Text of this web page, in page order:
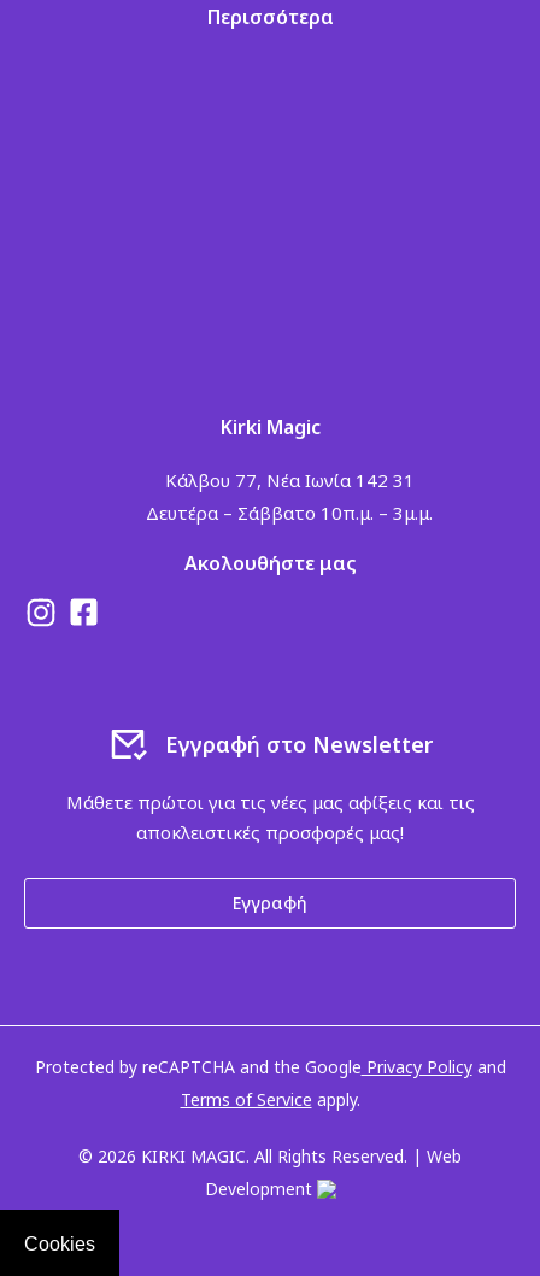
Cookies
Περισσότερα
Kirki Magic
Κάλβου 77, Νέα Ιωνία 142 31
Δευτέρα – Σάββατο 10π.μ. – 3μ.μ.
Ακολουθήστε μας
Εγγραφή στο Newsletter
Μάθετε πρώτοι για τις νέες μας αφίξεις και τις
αποκλειστικές προσφορές μας!
Εγγραφή
Protected by reCAPTCHA and the Google Privacy Policyand
Terms of Service apply.
© 2026 KIRKI MAGIC. All Rights Reserved. | Web
Development